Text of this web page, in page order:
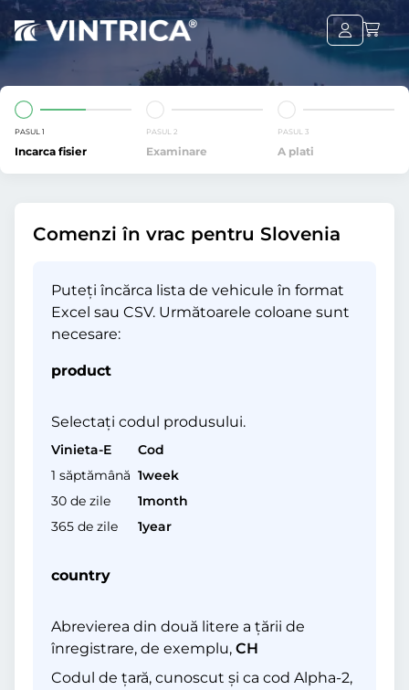
PASUL 1
Incarca fisier
PASUL 2
Examinare
PASUL 3
A plati
Comenzi în vrac pentru Slovenia
Puteți încărca lista de vehicule în format
Excel sau CSV. Următoarele coloane sunt
necesare:
product
Selectați codul produsului.
Vinieta-E
Cod
1 săptămână 1week
30 de zile
1month
365 de zile
1year
country
Abrevierea din două litere a țării de
înregistrare, de exemplu, CH
Codul de țară, cunoscut și ca cod Alpha-2,